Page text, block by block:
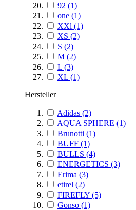
92 (1)
one (1)
XXl (1)
XS (2)
S (2)
M (2)
L (3)
XL (1)
Hersteller
Adidas (2)
AQUA SPHERE (1)
Brunotti (1)
BUFF (1)
BULLS (4)
ENERGETICS (3)
Erima (3)
etirel (2)
FIREFLY (5)
Gonso (1)